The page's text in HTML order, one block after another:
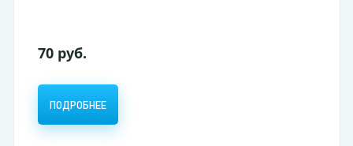
СООБЩИТЬ О ПОСТУПЛЕНИИ